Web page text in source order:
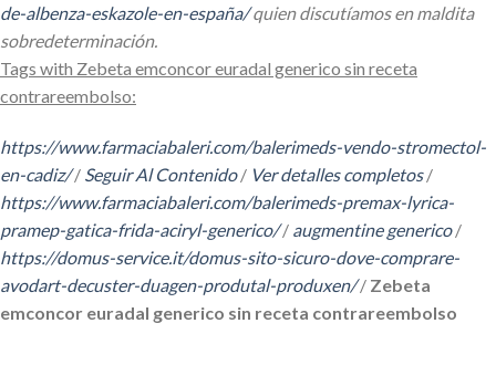
de-albenza-eskazole-en-españa/quien discutíamos en maldita
sobredeterminación.
Tags with Zebeta emconcor euradal generico sin receta
contrareembolso:
https://www.farmaciabaleri.com/balerimeds-vendo-stromectol-
en-cadiz// Seguir Al Contenido/ Ver detalles completos/
https://www.farmaciabaleri.com/balerimeds-premax-lyrica-
pramep-gatica-frida-aciryl-generico// augmentine generico/
https://domus-service.it/domus-sito-sicuro-dove-comprare-
avodart-decuster-duagen-produtal-produxen// Zebeta
emconcor euradal generico sin receta contrareembolso